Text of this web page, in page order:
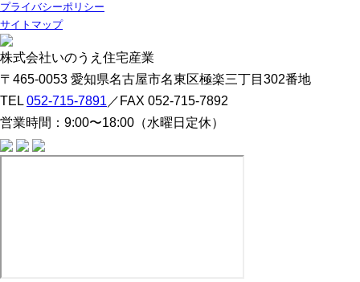
プライバシーポリシー
サイトマップ
株式会社いのうえ住宅産業
〒465-0053 愛知県名古屋市名東区極楽三丁目302番地
TEL 052-715-7891 ／FAX 052-715-7892
営業時間：9:00〜18:00（水曜日定休）